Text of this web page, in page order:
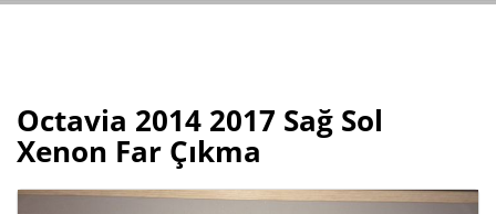
Octavia 2014 2017 Sağ Sol
Xenon Far Çıkma